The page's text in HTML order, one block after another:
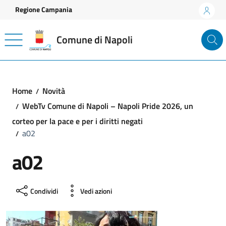
Vai ai contenuti
Vai al footer
Regione Campania
Comune di Napoli
Home
Novità
WebTv Comune di Napoli – Napoli Pride 2026, un
corteo per la pace e per i diritti negati
a02
a02
Condividi Vedi azioni